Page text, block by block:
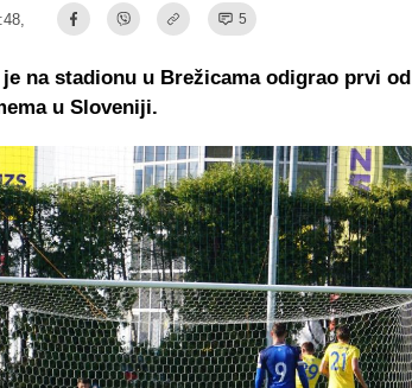
5
na stadionu u Brežicama odigrao prvi
u Sloveniji.